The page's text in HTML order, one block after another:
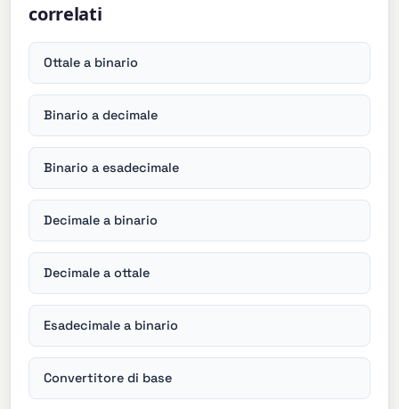
correlati
Ottale a binario
Binario a decimale
Binario a esadecimale
Decimale a binario
Decimale a ottale
Esadecimale a binario
Convertitore di base